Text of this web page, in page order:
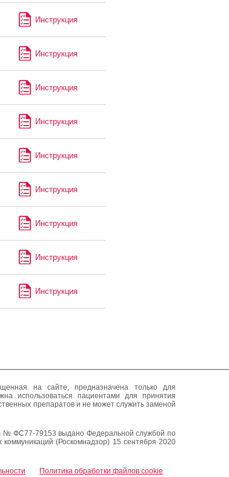
Инструкция
Инструкция
Инструкция
Инструкция
Инструкция
Инструкция
Инструкция
Инструкция
Инструкция
на сайте, предназначена только для
использоваться пациентами для принятия
препаратов и не может служить заменой
№ ФС77-79153 выдано Федеральной службой по
(Роскомнадзор) 15 сентября 2020
Политика обработки файлов cookie